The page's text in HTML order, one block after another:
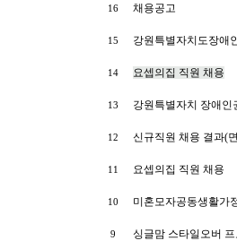
16 채용공고
15 강원특별자치도장애
14 요셉의집 직원 채용
13 강원특별자치 장애
12 신규직원 채용 결과(
11 요셉의집 직원 채용
10 미혼모자공동생활가
9 싱글맘 스타일오버